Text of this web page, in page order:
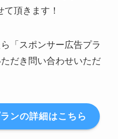
頂きます！
「スポンサー広告プラ
だき問い合わせいただ
ンの詳細はこちら